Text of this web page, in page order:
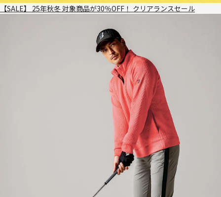
【SALE】 25年秋冬 対象商品が30％OFF！ クリアランスセール